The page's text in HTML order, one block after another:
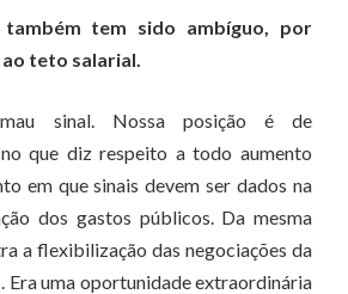
tem sido ambíguo, por
teto salarial.
sinal. Nossa posição é de
que diz respeito a todo aumento
em que sinais devem ser dados na
dos gastos públicos. Da mesma
a flexibilização das negociações da
Era uma oportunidade extraordinária